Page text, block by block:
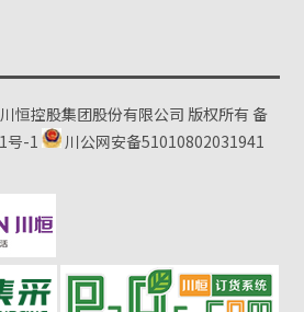
恒控股集团股份有限公司 版权所有备
号-1
川公网安备51010802031941